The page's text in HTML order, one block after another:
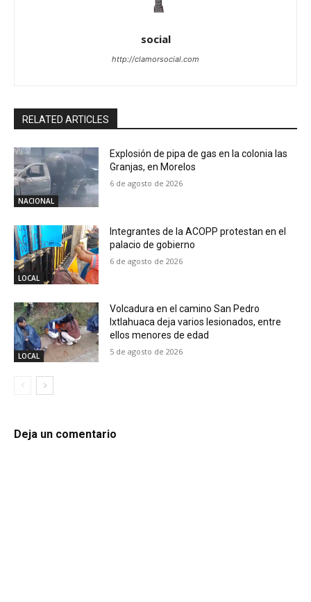
social
http://clamorsocial.com
RELATED ARTICLES
NACIONAL
Explosión de pipa de gas en la colonia las
Granjas, en Morelos
6 de agosto de 2026
LOCAL
Integrantes de la ACOPP protestan en el
palacio de gobierno
6 de agosto de 2026
LOCAL
Volcadura en el camino San Pedro
Ixtlahuaca deja varios lesionados, entre
ellos menores de edad
5 de agosto de 2026
Deja un comentario